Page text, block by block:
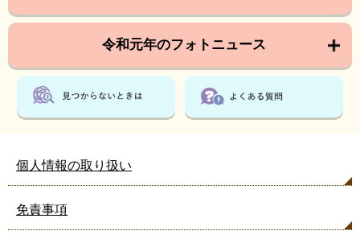
令和元年のフォトニュース
個人情報の取り扱い
免責事項